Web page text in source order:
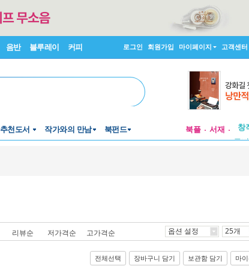
음반 블루레이 커피 로그인 회원가입 마이페이지 고객센터
추천도서 작가와의 만남 북펀드 북플 서재
투
투
리뷰순 저가격순 고가격순 옵션 설정 25개
전체선택 장바구니 담기 보관함 담기 마